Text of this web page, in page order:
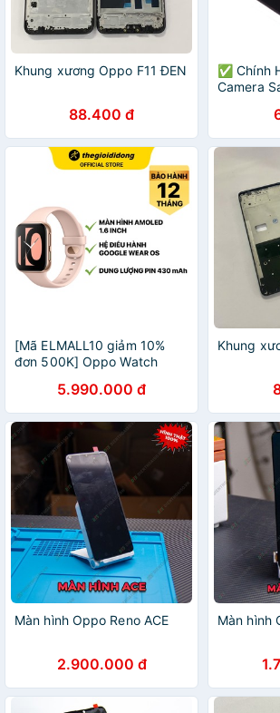
Khung xương Oppo F11 ĐEN
88.400 đ
✅ Chính
Camera
[Mã ELMALL10 giảm 10%
đơn 500K] Oppo Watch
5.990.000 đ
Khung
Màn hình Oppo Reno ACE
2.900.000 đ
Màn hình